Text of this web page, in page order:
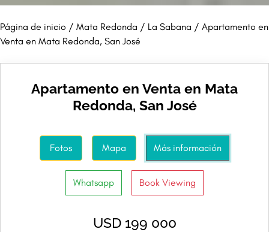
Página de inicio / Mata Redonda / La Sabana / Apartamento en
Venta en Mata Redonda, San José
Apartamento en Venta en Mata
Redonda, San José
Fotos Mapa Más información
Whatsapp Book Viewing
USD 199 000